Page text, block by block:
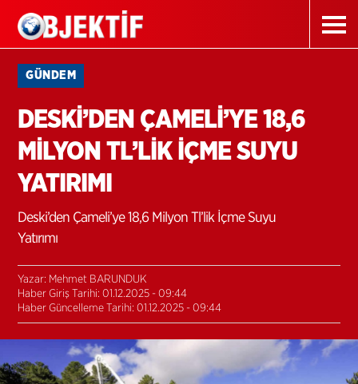
GÜNDEM
DESKİ’DEN ÇAMELİ’YE 18,6
MİLYON TL’LİK İÇME SUYU
YATIRIMI
Deski’den Çameli’ye 18,6 Milyon Tl’lik İçme Suyu
Yatırımı
Yazar: Mehmet BARUNDUK
Haber Giriş Tarihi: 01.12.2025 - 09:44
Haber Güncelleme Tarihi: 01.12.2025 - 09:44